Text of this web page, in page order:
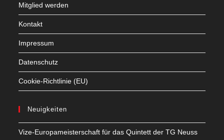
Mitglied werden
Kontakt
Impressum
Datenschutz
Cookie-Richtlinie (EU)
Neuigkeiten
Vize-Europameisterschaft für das Quintett der TG Neuss